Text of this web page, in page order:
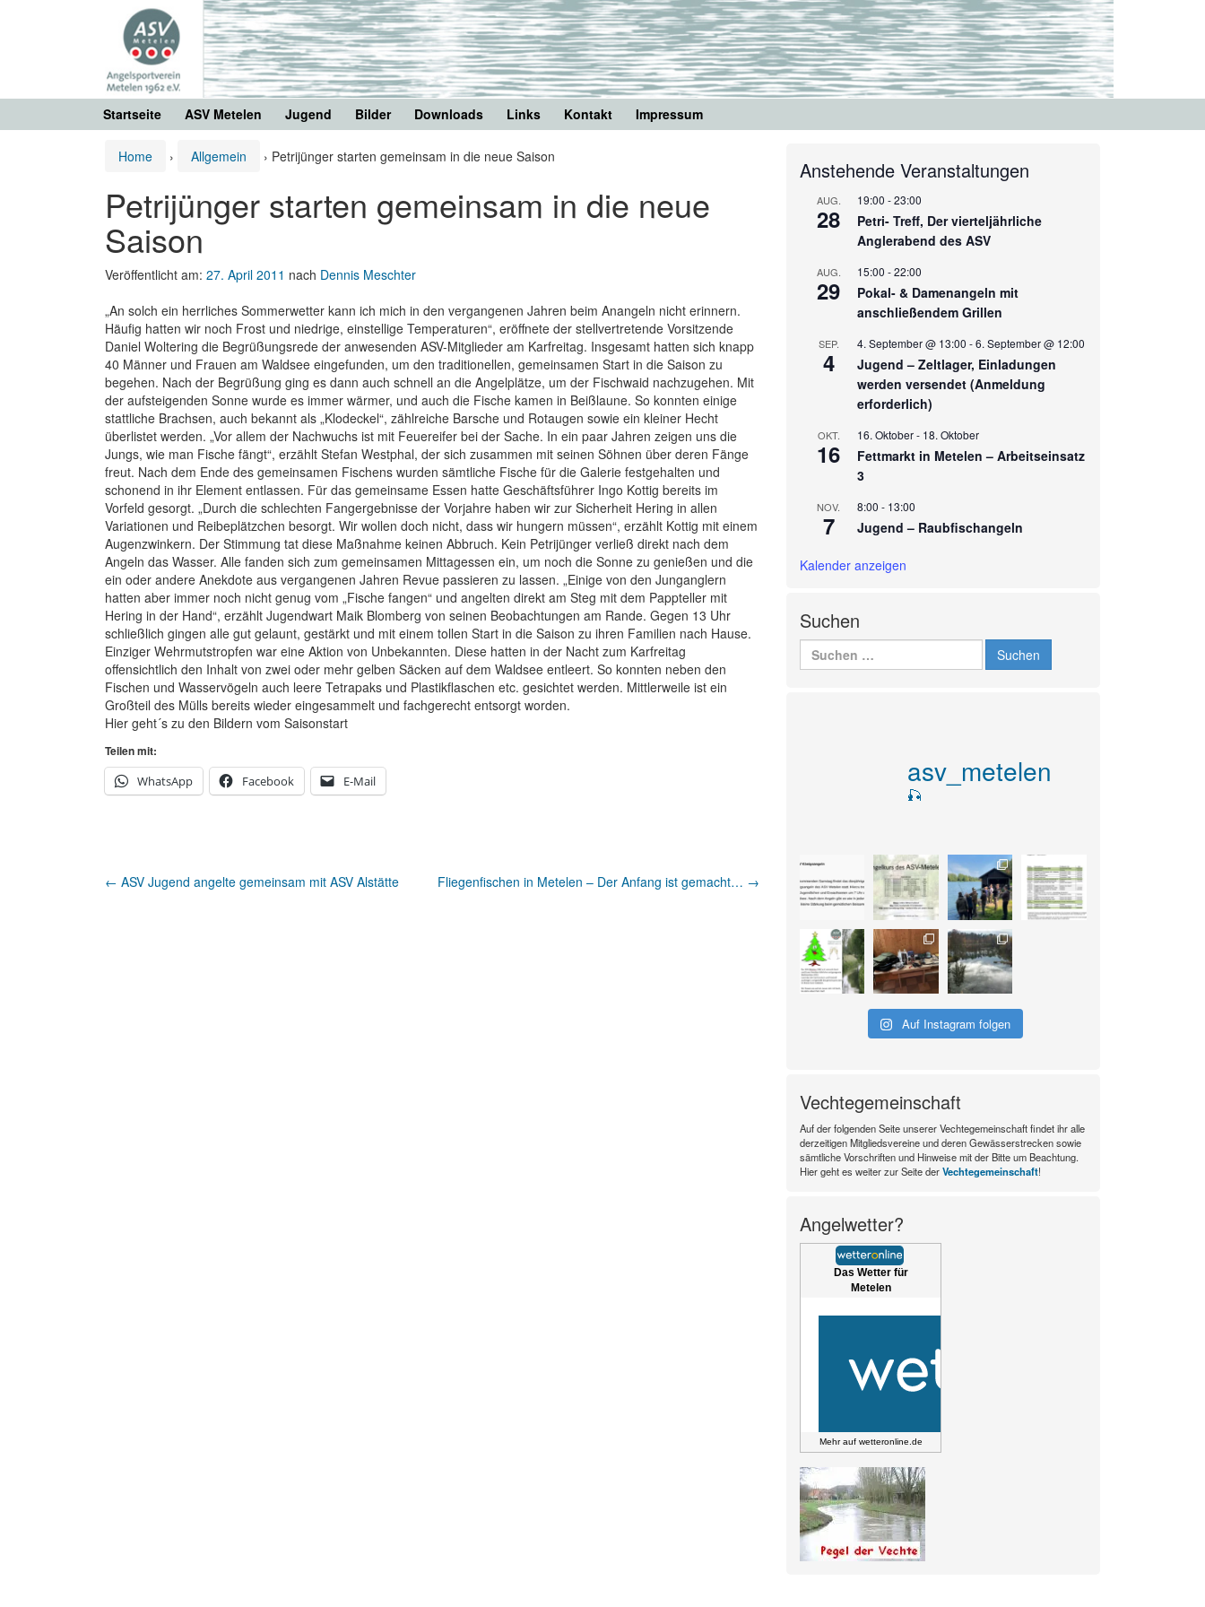
Startseite ASV Metelen Jugend Bilder Downloads Links Kontakt Impressum
Home › Allgemein › Petrijünger starten gemeinsam in die neue Saison
Petrijünger starten gemeinsam in die neue
Saison
Veröffentlicht am: 27. April 2011 nach Dennis Meschter
„An solch ein herrliches Sommerwetter kann ich mich in den vergangenen Jahren beim Anangeln nicht erinnern.
Häufig hatten wir noch Frost und niedrige, einstellige Temperaturen“, eröffnete der stellvertretende Vorsitzende
Daniel Woltering die Begrüßungsrede der anwesenden ASV-Mitglieder am Karfreitag. Insgesamt hatten sich knapp
40 Männer und Frauen am Waldsee eingefunden, um den traditionellen, gemeinsamen Start in die Saison zu
begehen. Nach der Begrüßung ging es dann auch schnell an die Angelplätze, um der Fischwaid nachzugehen. Mit
der aufsteigenden Sonne wurde es immer wärmer, und auch die Fische kamen in Beißlaune. So konnten einige
stattliche Brachsen, auch bekannt als „Klodeckel“, zählreiche Barsche und Rotaugen sowie ein kleiner Hecht
überlistet werden. „Vor allem der Nachwuchs ist mit Feuereifer bei der Sache. In ein paar Jahren zeigen uns die
Jungs, wie man Fische fängt“, erzählt Stefan Westphal, der sich zusammen mit seinen Söhnen über deren Fänge
freut. Nach dem Ende des gemeinsamen Fischens wurden sämtliche Fische für die Galerie festgehalten und
schonend in ihr Element entlassen. Für das gemeinsame Essen hatte Geschäftsführer Ingo Kottig bereits im
Vorfeld gesorgt. „Durch die schlechten Fangergebnisse der Vorjahre haben wir zur Sicherheit Hering in allen
Variationen und Reibeplätzchen besorgt. Wir wollen doch nicht, dass wir hungern müssen“, erzählt Kottig mit einem
Augenzwinkern. Der Stimmung tat diese Maßnahme keinen Abbruch. Kein Petrijünger verließ direkt nach dem
Angeln das Wasser. Alle fanden sich zum gemeinsamen Mittagessen ein, um noch die Sonne zu genießen und die
ein oder andere Anekdote aus vergangenen Jahren Revue passieren zu lassen. „Einige von den Junganglern
hatten aber immer noch nicht genug vom „Fische fangen“ und angelten direkt am Steg mit dem Pappteller mit
Hering in der Hand“, erzählt Jugendwart Maik Blomberg von seinen Beobachtungen am Rande. Gegen 13 Uhr
schließlich gingen alle gut gelaunt, gestärkt und mit einem tollen Start in die Saison zu ihren Familien nach Hause.
Einziger Wehrmutstropfen war eine Aktion von Unbekannten. Diese hatten in der Nacht zum Karfreitag
offensichtlich den Inhalt von zwei oder mehr gelben Säcken auf dem Waldsee entleert. So konnten neben den
Fischen und Wasservögeln auch leere Tetrapaks und Plastikflaschen etc. gesichtet werden. Mittlerweile ist ein
Großteil des Mülls bereits wieder eingesammelt und fachgerecht entsorgt worden.
Hier geht´s zu den Bildern vom Saisonstart
Teilen mit:
WhatsApp
Facebook E-Mail
Artikel-
← ASV Jugend angelte gemeinsam mit ASV Alstätte Fliegenfischen in Metelen – Der Anfang ist gemacht… →
Anstehende Veranstaltungen
AUG.
28
19:00 -23:00
Petri- Treff, Der vierteljährliche
Anglerabend des ASV
AUG.
29
15:00 -22:00
Pokal- & Damenangeln mit
anschließendem Grillen
SEP.
4
4. September @ 13:00 -6. September @ 12:00
Jugend – Zeltlager, Einladungen
werden versendet (Anmeldung
erforderlich)
OKT.
16
16. Oktober- 18. Oktober
Fettmarkt in Metelen – Arbeitseinsatz
3
NOV.
7
8:00 - 13:00
Jugend – Raubfischangeln
Kalender anzeigen
Suchen
nach:
asv_metelen
🎣
Auf Instagram folgen
Vechtegemeinschaft
Auf der folgenden Seite unserer Vechtegemeinschaft findet ihr alle
derzeitigen Mitgliedsvereine und deren Gewässerstrecken sowie
sämtliche Vorschriften und Hinweise mit der Bitte um Beachtung.
Hier geht es weiter zur Seite derVechtegemeinschaft!
Angelwetter?
Das Wetter für
Metelen
Mehr auf wetteronline.de